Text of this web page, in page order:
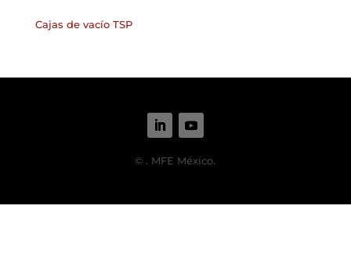
Cajas de vacío TSP
© . MFE México.